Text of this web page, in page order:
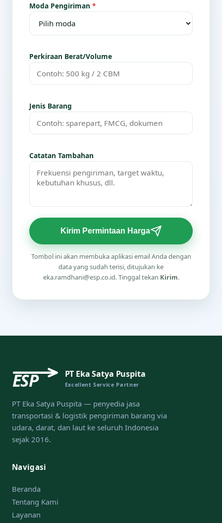
Moda Pengiriman *
Perkiraan Berat/Volume
Jenis Barang
Catatan Tambahan
Kirim Permintaan Harga
Tombol ini akan membuka aplikasi email Anda dengan
data yang sudah terisi, ditujukan ke
eka.ramdhani@esp.co.id. Tinggal tekan Kirim.
ESP PT Eka Satya Puspita
Excellent Service Partner
PT Eka Satya Puspita — penyedia jasa
transportasi & logistik pengiriman barang via
udara, darat, dan laut ke seluruh Indonesia
sejak 2016.
Navigasi
Beranda
Tentang Kami
Layanan